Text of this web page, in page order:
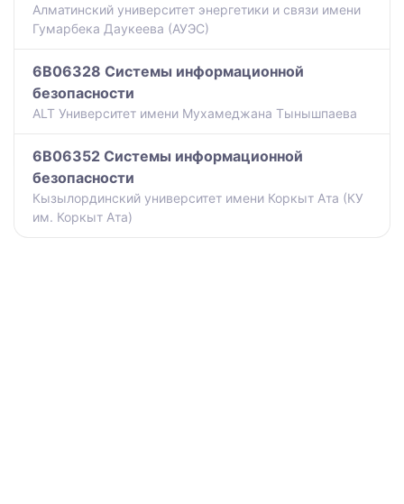
Алматинский университет энергетики и связи имени
Гумарбека Даукеева (АУЭС)
6B06328 Системы информационной
безопасности
ALT Университет имени Мухамеджана Тынышпаева
6B06352 Системы информационной
безопасности
Кызылординский университет имени Коркыт Ата (КУ
им. Коркыт Ата)